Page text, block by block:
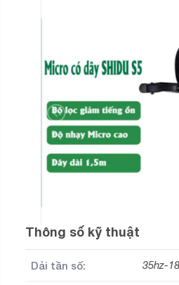
Thông số kỹ thuật
Dải tần số: 35hz-